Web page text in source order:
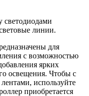
светодиодами
линии.
для
с возможностью
ярких
освещения. Чтобы с
используйте
приобретается